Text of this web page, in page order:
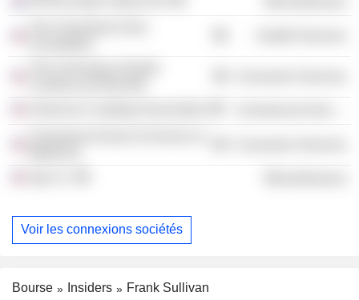
Voir les connexions sociétés
Bourse Insiders Frank Sullivan